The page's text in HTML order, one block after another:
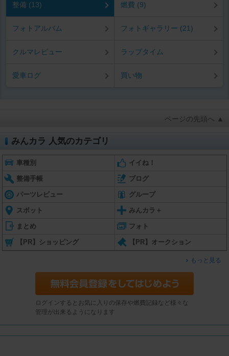
整備 (13) 燃費 (9)
フォトアルバム フォトギャラリー (21)
クルマレビュー ラップタイム
愛車ログ 買い物
ページの先頭へ ▲
みんカラ 人気のカテゴリ
車種別 イイね！
整備手帳 ブログ
パーツレビュー グループ
スポット みんカラ＋
まとめ フォト
【PR】ショッピング 【PR】オークション
もっと見る
ログインするとお気に入りの保存や燃費記録など様々な
管理が出来るようになります